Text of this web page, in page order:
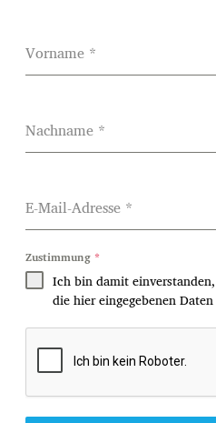
Vorname *
Nachname *
E-Mail-Adresse *
Zustimmung *
Ich bin damit
die hier eingegebenen